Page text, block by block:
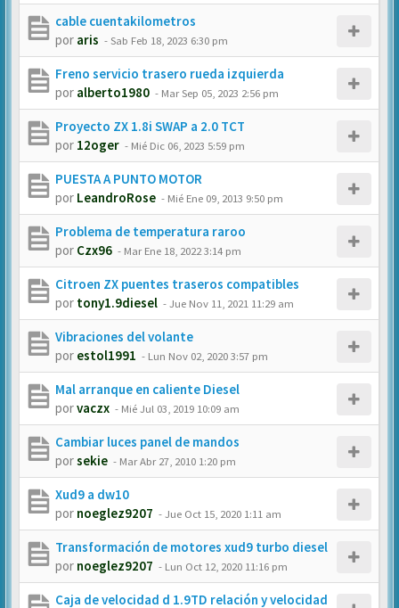
cable cuentakilometros
por aris -Sab Feb 18, 2023 6:30 pm
Freno servicio trasero rueda izquierda
por alberto1980 - Mar Sep 05, 2023 2:56 pm
Proyecto ZX 1.8i SWAP a 2.0 TCT
por 12oger - Mié Dic 06, 2023 5:59 pm
PUESTA A PUNTO MOTOR
por LeandroRose - Mié Ene 09, 2013 9:50 pm
Problema de temperatura raroo
por Czx96 - Mar Ene 18, 2022 3:14 pm
Citroen ZX puentes traseros compatibles
por tony1.9diesel -Jue Nov 11, 2021 11:29 am
Vibraciones del volante
por estol1991 - Lun Nov 02, 2020 3:57 pm
Mal arranque en caliente Diesel
porvaczx - Mié Jul 03, 2019 10:09 am
Cambiar luces panel de mandos
porsekie - Mar Abr 27, 2010 1:20 pm
Xud9 a dw10
por noeglez9207 -Jue Oct 15, 2020 1:11 am
Transformación de motores xud9 turbo diesel
por noeglez9207 - Lun Oct 12, 2020 11:16 pm
Caja de velocidad d 1.9TD relación y velocidad